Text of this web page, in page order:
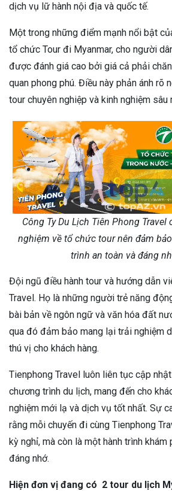
dịch vụ lữ hành nội địa và quốc tế.
Một trong những điểm mạnh nổi bật
tổ chức Tour đi Myanmar, cho người
được đánh giá cao bởi giá cả phải
quan phong phú. Điều này phản ánh rõ
tour chuyên nghiệp và kinh nghiệm sâu
Công Ty Du Lịch Tiên Phong
nghiệm về tổ chức tour nên đảm
trình an toàn và đáng
Đội ngũ điều hành tour và hướng dẫn
Travel. Họ là những người trẻ năng
bài bản về ngôn ngữ và văn hóa đất
qua đó đảm bảo mang lại trải nghiệm
thú vị cho khách hàng.
Tienphong Travel luôn liên tục cập
chương trình du lịch, mang đến cho
nghiệm mới lạ và dịch vụ tốt nhất. Sự
rằng mỗi chuyến đi cùng Tienphong
kỳ nghỉ, mà còn là một hành trình khám
đáng nhớ.
Hiện đơn vị đang có 2 tour du lịch